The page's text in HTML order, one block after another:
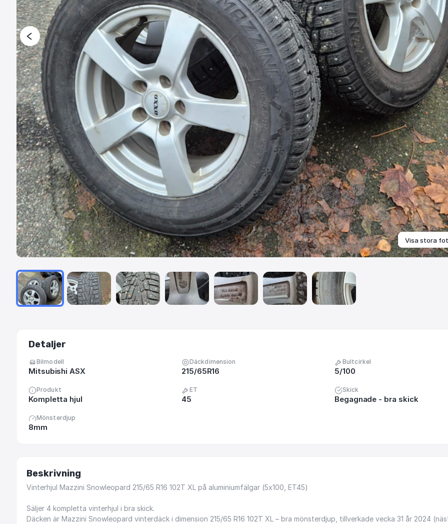
Visa stora
Detaljer
Bilmodell
Mitsubishi ASX
Däckdimension
215/65R16
Bultcirkel
5/100
Produkt
Kompletta hjul
ET
45
Skick
Begagnade - bra skick
Mönsterdjup
8mm
Beskrivning
Vinterhjul Mazzini Snowleopard 215​/​65 R16 102T XL på aluminiumfälgar (5x100, ET45)
Säljer 4 kompletta vinterhjul i bra skick.
Däcken är Mazzini Snowleopard vinterdäck i dimension 215​/​65 R16 102T XL – bra mönsterdjup, tillverkade vecka 31 år 2024